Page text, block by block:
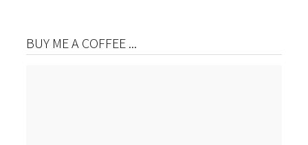
BUY ME A COFFEE ...